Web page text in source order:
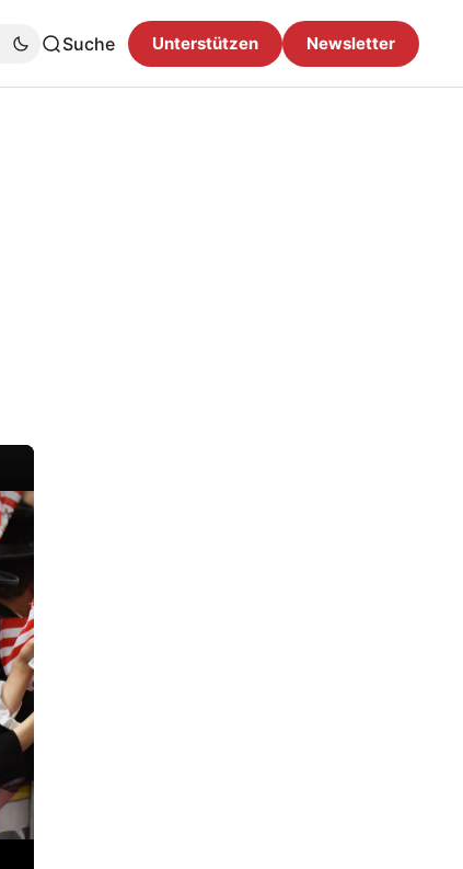
Suche Unterstützen Newsletter